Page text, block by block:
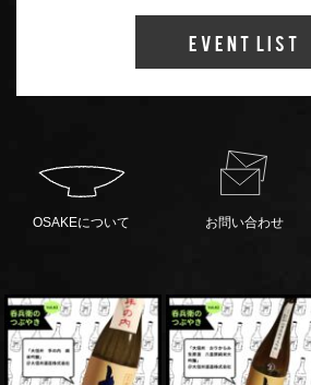
Event List
OSAKEについて お問い合わせ